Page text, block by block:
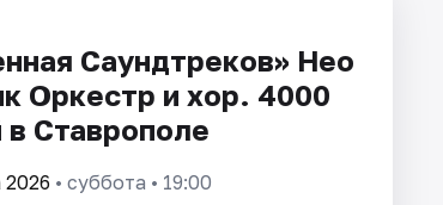
Саундтреков» Нео
Оркестр и хор. 4000
в Ставрополе
2026 • суббота • 19:00